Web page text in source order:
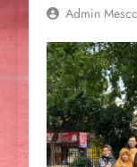
Admin Mescc